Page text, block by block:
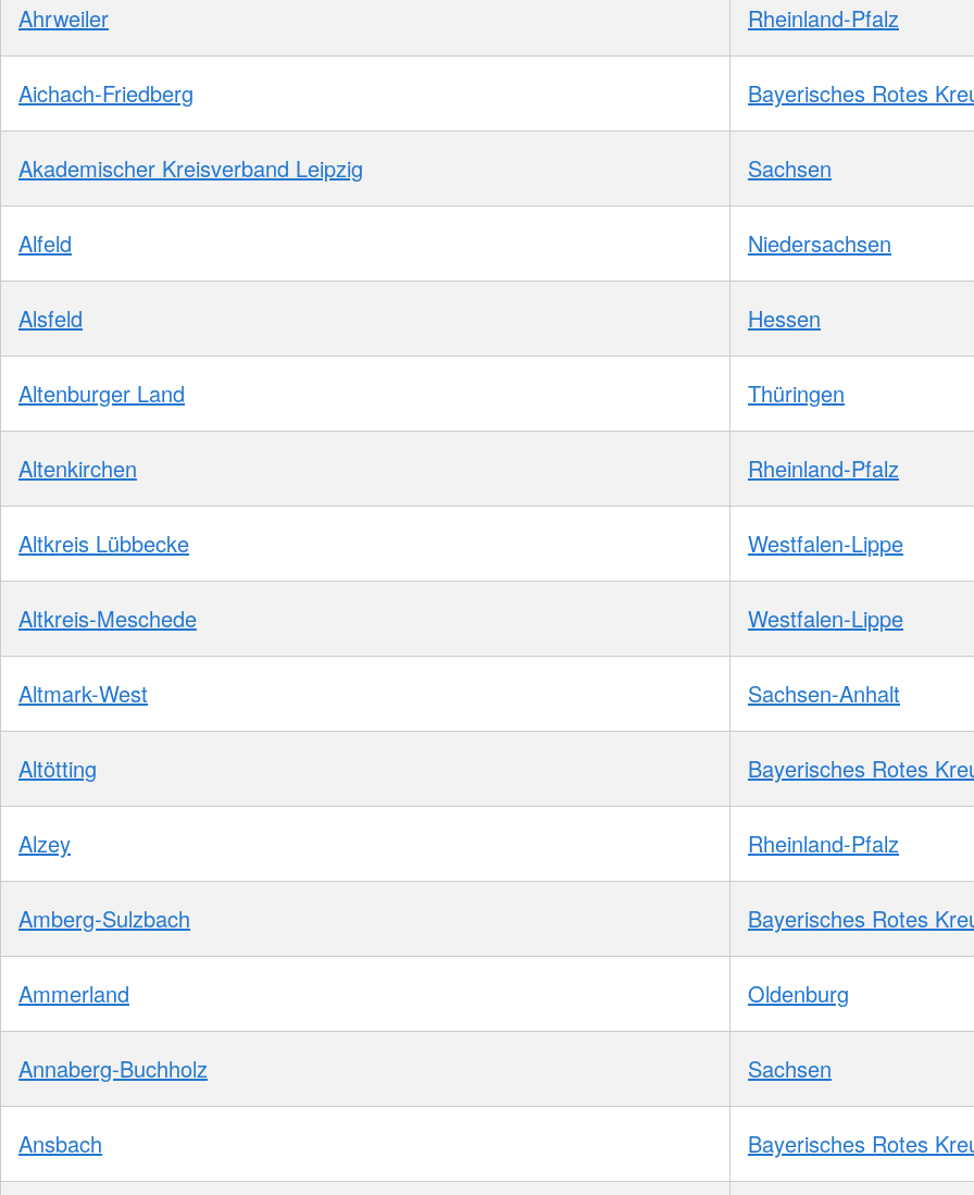
Ahrweiler Rheinland-Pfalz
Aichach-Friedberg Bayerisches Rotes
Akademischer Kreisverband Leipzig Sachsen
Alfeld Niedersachsen
Alsfeld Hessen
Altenburger Land Thüringen
Altenkirchen Rheinland-Pfalz
Altkreis Lübbecke Westfalen-Lippe
Altkreis-Meschede Westfalen-Lippe
Altmark-West Sachsen-Anhalt
Altötting Bayerisches Rotes
Alzey Rheinland-Pfalz
Amberg-Sulzbach Bayerisches Rotes
Ammerland Oldenburg
Annaberg-Buchholz Sachsen
Ansbach Bayerisches Rotes